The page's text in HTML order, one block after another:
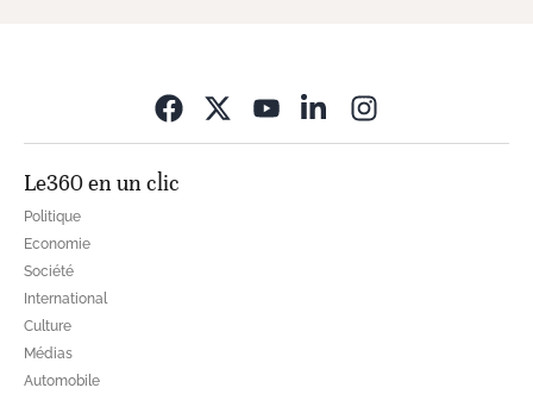
Le360 en un clic
Politique
Economie
Société
International
Culture
Médias
Automobile